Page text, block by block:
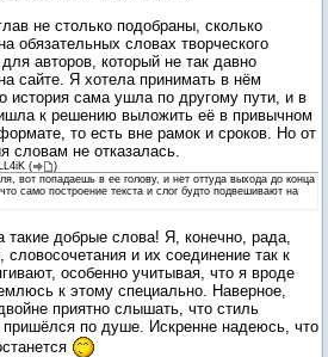
не столько подобраны, сколько
обязательных словах творческого
авторов, который не так давно
сайте. Я хотела принимать в нём
история сама ушла по другому пути, и в
к решению выложить её в привычном
то есть вне рамок и сроков. Но от
словам не отказалась.
(
)
вот попадаешь в ее голову, и нет оттуда выхода до конца
само построение текста и слог будто подвешивают на
такие добрые слова! Я, конечно, рада,
словосочетания и их соединение так к
особенно учитывая, что я вроде
к этому специально. Наверное,
приятно слышать, что стиль
пришёлся по душе. Искренне надеюсь, что